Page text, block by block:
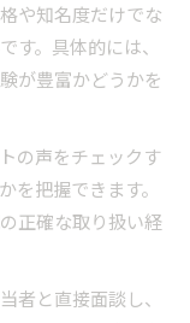
や知名度だけでな
す。具体的には、
が豊富かどうかを
の声をチェックす
を把握できます。
正確な取り扱い経
者と直接面談し、